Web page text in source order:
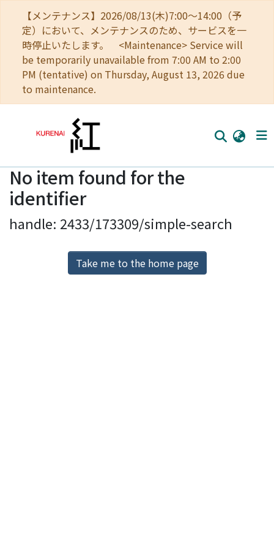
【メンテナンス】2026/08/13(木)7:00～14:00（予
定）において、メンテナンスのため、サービスを一
時停止いたします。 <Maintenance> Service will
be temporarily unavailable from 7:00 AM to 2:00
PM (tentative) on Thursday, August 13, 2026 due
to maintenance.
Home
Communities
Browse
Download Ranking
No item found for the
identifier
handle: 2433/173309/simple-search
Take me to the home page